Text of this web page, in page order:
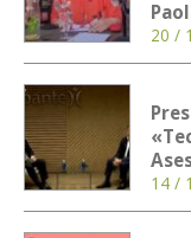
20 /
14 /